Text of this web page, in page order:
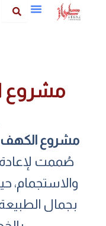
مشروع
مشروع الكهف
صُممت
والاستجمام،
بجمال